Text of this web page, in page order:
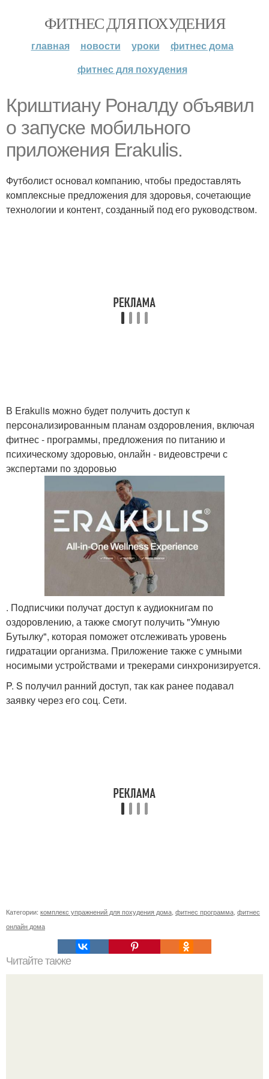
ФИТНЕС ДЛЯ ПОХУДЕНИЯ
главная новости уроки
фитнес дома
фитнес для похудения
Криштиану Роналду объявил
о запуске мобильного
приложения Erakulis.
Футболист основал компанию, чтобы предоставлять
комплексные предложения для здоровья, сочетающие
технологии и контент, созданный под его руководством.
В Erakulis можно будет получить доступ к
персонализированным планам оздоровления, включая
фитнес - программы, предложения по питанию и
психическому здоровью, онлайн - видеовстречи с
экспертами по здоровью
. Подписчики получат доступ к аудиокнигам по
оздоровлению, а также смогут получить "Умную
Бутылку", которая поможет отслеживать уровень
гидратации организма. Приложение также с умными
носимыми устройствами и трекерами синхронизируется.
P. S получил ранний доступ, так как ранее подавал
заявку через его соц. Сети.
Категории: комплекс упражнений для похудения дома фитнес программа фитнес
онлайн дома
Читайте также